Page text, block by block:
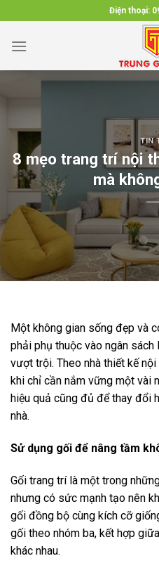
to
content
Điện thoại:
TIN
8 mẹo trang trí nội
mà
Một không gian sống đẹp và
phải phụ thuộc vào ngân sách
vượt trội. Theo nhà thiết kế
khi chỉ cần nắm vững một vài
hiệu quả cũng đủ để thay đổi
nhà.
Sử dụng gối để nâng tầm
Gối trang trí là một trong
nhưng có sức mạnh tạo nên
gối đồng bộ cùng kích cỡ
gối theo nhóm ba, kết hợp
khác nhau.